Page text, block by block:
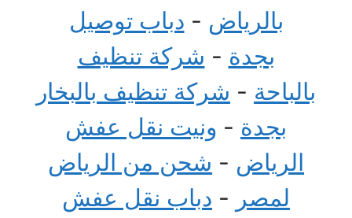
بالرياض - دباب توصيل
بجدة - شركة تنظيف
بالباحة - شركة تنظيف بالبخار
بجدة - ونيت نقل عفش
الرياض - شحن من الرياض
لمصر - دباب نقل عفش